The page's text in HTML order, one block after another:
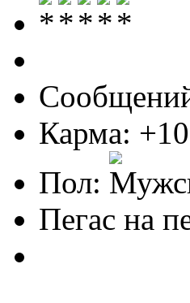
Карма:
Пол:
Пегас на